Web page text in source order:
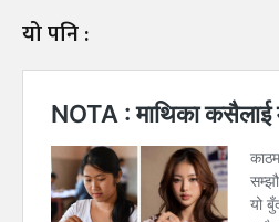
यो पनि :